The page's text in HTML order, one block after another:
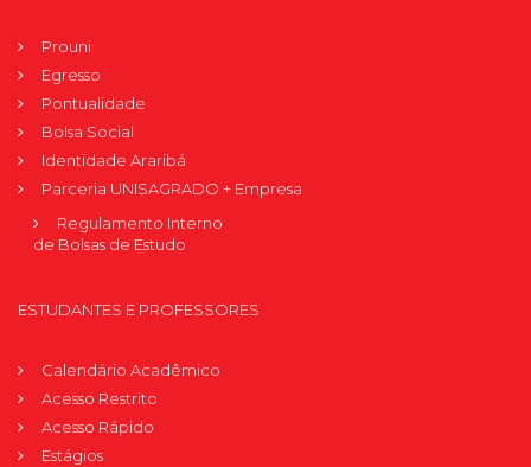
Prouni
Egresso
Pontualidade
Bolsa Social
Identidade Araribá
Parceria UNISAGRADO + Empresa
Regulamento Interno
de Bolsas de Estudo
ESTUDANTES E PROFESSORES
Calendário Acadêmico
Acesso Restrito
Acesso Rápido
Estágios